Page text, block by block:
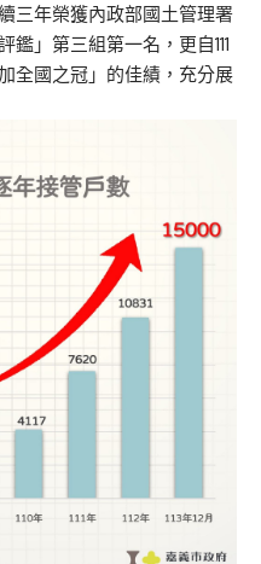
三年榮獲內政部國土管理署
鑑」第三組第一名，更自111
全國之冠」的佳績，充分展